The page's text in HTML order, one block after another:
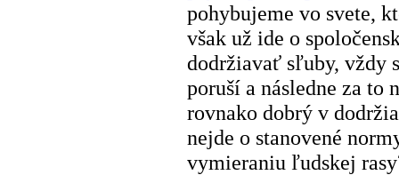
pohybujeme vo svete,
však už ide o
dodržiavať sľuby, vždy
poruší a následne za to
rovnako dobrý v
nejde o stanovené
vymieraniu ľudskej